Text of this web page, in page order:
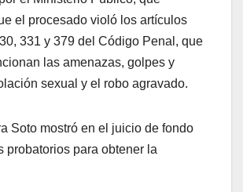
el procesado violó los artículos
331 y 379 del Código Penal, que
las amenazas, golpes y
sexual y el robo agravado.
Soto mostró en el juicio de fondo
probatorios para obtener la